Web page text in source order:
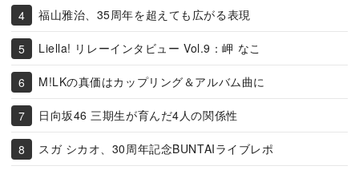
福山雅治、35周年を超えても広がる表現
Liella! リレーインタビュー Vol.9：岬 なこ
M!LKの真価はカップリング＆アルバム曲に
日向坂46 三期生が育んだ4人の関係性
スガ シカオ、30周年記念BUNTAIライブレポ